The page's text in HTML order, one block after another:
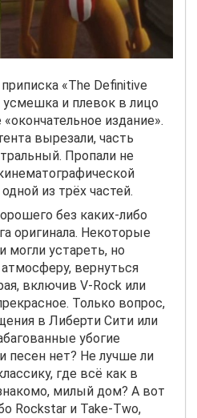
«The Definitive
усмешка и плевок в лицо
издание».
вырезали, часть
Пропали не
из трёх частей.
без каких-либо
оригинала. Некоторые
могли устареть, но
вернуться
включив V- Rock или
Только вопрос,
в Либерти Сити или
убогие
песен нет? Не лучше ли
где всё как в
милый дом? А вот
Rockstar и Take-Two,